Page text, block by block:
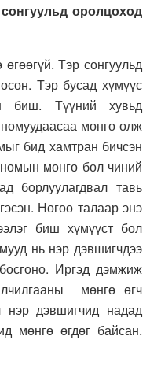
оролцоход
Тэр сонгуульд
Тэр бусад хүмүүс
биш. Түүний хувьд
мөнгө олж
бид хамтран бичсэн
мөнгө бол чиний
борлуулагдвал тавь
Нөгөө талаар энэ
биш хүмүүст бол
нь нэр дэвшигчдээ
Иргэд дэмжиж
мөнгө өгч
нэр дэвшигчид надад
мөнгө өгдөг байсан.